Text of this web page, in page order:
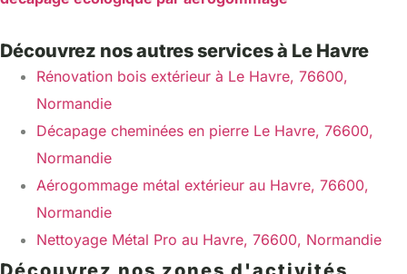
Découvrez nos autres services à Le Havre
Rénovation bois extérieur à Le Havre, 76600,
Normandie
Décapage cheminées en pierre Le Havre, 76600,
Normandie
Aérogommage métal extérieur au Havre, 76600,
Normandie
Nettoyage Métal Pro au Havre, 76600, Normandie